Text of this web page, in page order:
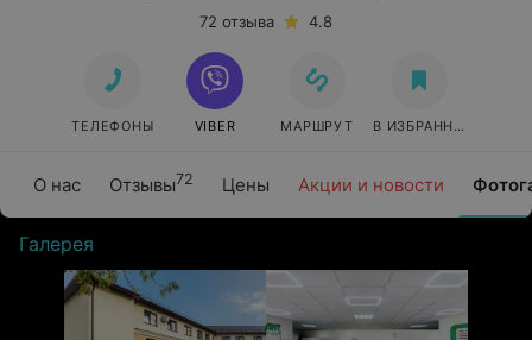
О нас Отзывы72 Цены Акции и новости
72 отзыва
4.8
ТЕЛЕФОНЫ VIBER МАРШРУТ В ИЗБРАННОЕ
Галерея